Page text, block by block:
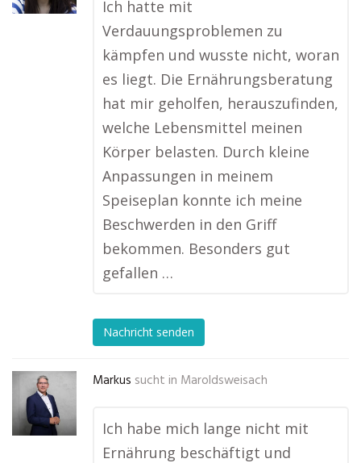
Ich hatte mit
Verdauungsproblemen zu
kämpfen und wusste nicht, woran
es liegt. Die Ernährungsberatung
hat mir geholfen, herauszufinden,
welche Lebensmittel meinen
Körper belasten. Durch kleine
Anpassungen in meinem
Speiseplan konnte ich meine
Beschwerden in den Griff
bekommen. Besonders gut
gefallen …
Nachricht senden
Markus sucht in Maroldsweisach
Ich habe mich lange nicht mit
Ernährung beschäftigt und